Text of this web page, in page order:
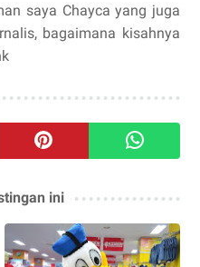
saya Chayca yang juga
bagaimana kisahnya
ini